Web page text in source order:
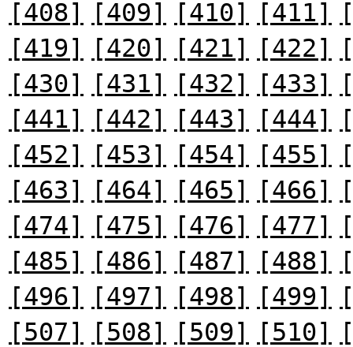
[408]
[409] [410] [411]
[419]
[420] [421] [422]
[430]
[431] [432] [433]
[441]
[442] [443] [444]
[452]
[453] [454] [455]
[463]
[464] [465] [466]
[474]
[475] [476] [477]
[485]
[486] [487] [488]
[496]
[497] [498] [499]
[507]
[508] [509] [510]